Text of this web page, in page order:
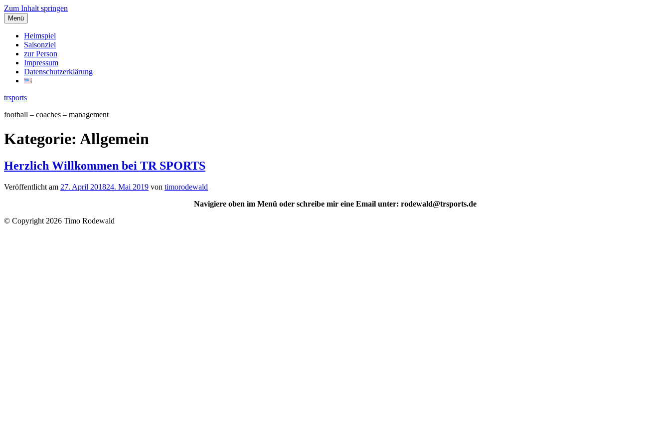
Zum Inhalt springen
Menü
Heimspiel
Saisonziel
zur Person
Impressum
Datenschutzerklärung
trsports
football – coaches – management
Kategorie: Allgemein
Herzlich Willkommen bei TR SPORTS
Veröffentlicht am 27. April 201824. Mai 2019 von timorodewald
Navigiere oben im Menü oder schreibe mir eine Email unter: rodewald@trsports.de
© Copyright 2026 Timo Rodewald